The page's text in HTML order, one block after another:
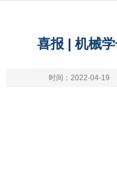
喜报 | 机械
时间：2022-04-19